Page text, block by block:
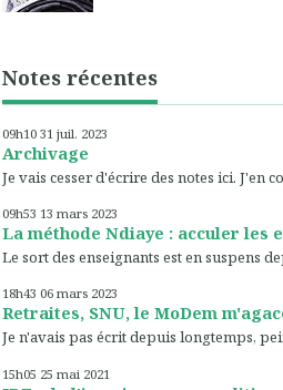
Notes récentes
09h10 31 juil. 2023
Archivage
Je vais cesser d'écrire des notes ici. J'en
09h53 13 mars 2023
La méthode Ndiaye : acculer les
Le sort des enseignants est en suspens
18h43 06 mars 2023
Retraites, SNU, le MoDem
Je n'avais pas écrit depuis longtemps,
15h05 25 mai 2021